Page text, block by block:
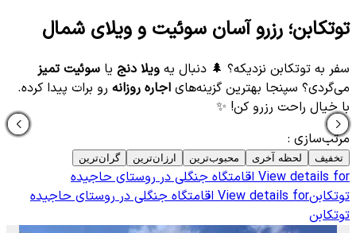
توتکابن؛ رزرو آسان سوئیت و ویلای شمال
سفر به توتکابن نزدیکه؟ 🌲 دنبال یه ویلا دنج یا سوئیت تمیز
می‌گردی؟ سپنجا بهترین گزینه‌های اجاره روزانه رو برات پیدا کرده.
با خیال راحت رزرو کن! ✨
مرتب‌سازی :
تخفیف لحظه آخری محبوب‌ترین ارزان‌ترین گران‌ترین
View details for اقامتگاه جنگلی در روستای حاجیده
توتکابنView details for اقامتگاه جنگلی در روستای حاجیده
توتکابن